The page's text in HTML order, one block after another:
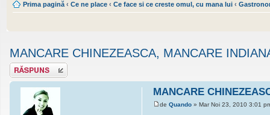
Prima pagină ‹ Ce ne place ‹ Ce face si ce creste omul, cu mana lui ‹
MANCARE CHINEZEASCA, MANCARE
Scrie un răspuns
MANCARE
de Quando » Mar Noi 23, 2010 3:01